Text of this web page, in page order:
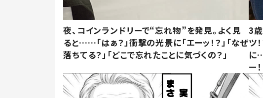
夜、コインランドリーで“忘れ物”を発見。よく見
ると……「はぁ？」衝撃の光景に「エーッ！？」「なぜ
落ちてる？」「どこで忘れたことに気づくの？」
3
ツ
に
ー！